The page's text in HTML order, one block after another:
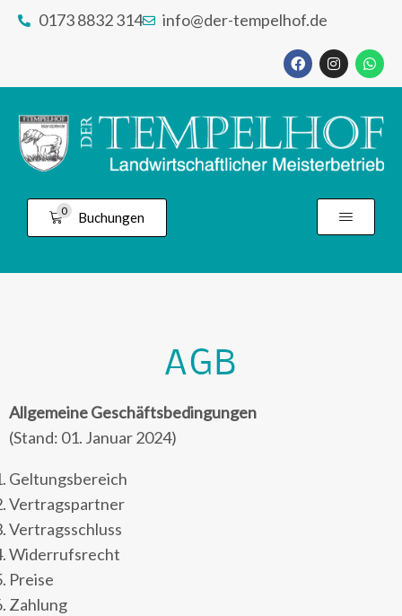
0173 8832 314 info@der-tempelhof.de
0 Buchungen
AGB
Allgemeine Geschäftsbedingungen
(Stand: 01. Januar 2024)
Geltungsbereich
Vertragspartner
Vertragsschluss
Widerrufsrecht
Preise
Zahlung